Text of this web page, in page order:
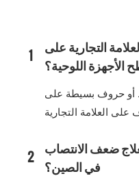
1
التجارية على
الأجهزة اللوحية؟
أو حروف بسيطة على
2 ضعف الانتصاب
في الصين؟